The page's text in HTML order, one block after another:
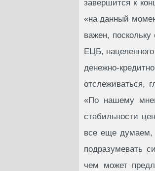
завершится к
«на данный
важен,
ЕЦБ,
денежно-
отслеживаться,
«По нашему
стабильности
все еще думаем,
подразумевать
чем может